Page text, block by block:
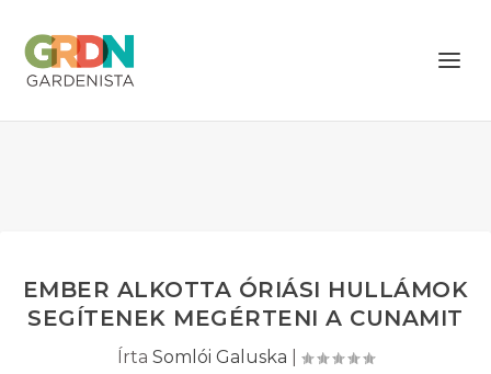
EMBER ALKOTTA ÓRIÁSI HULLÁMOK
SEGÍTENEK MEGÉRTENI A CUNAMIT
Írta Somlói Galuska